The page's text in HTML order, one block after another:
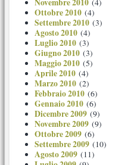
Novembre 2010 (4)
Ottobre 2010 (4)
Settembre 2010 (3)
Agosto 2010 (4)
Luglio 2010 (3)
Giugno 2010 (3)
Maggio 2010 (5)
Aprile 2010 (4)
Marzo 2010 (2)
Febbraio 2010 (6)
Gennaio 2010 (6)
Dicembre 2009 (9)
Novembre 2009 (9)
Ottobre 2009 (6)
Settembre 2009 (10)
Agosto 2009 (11)